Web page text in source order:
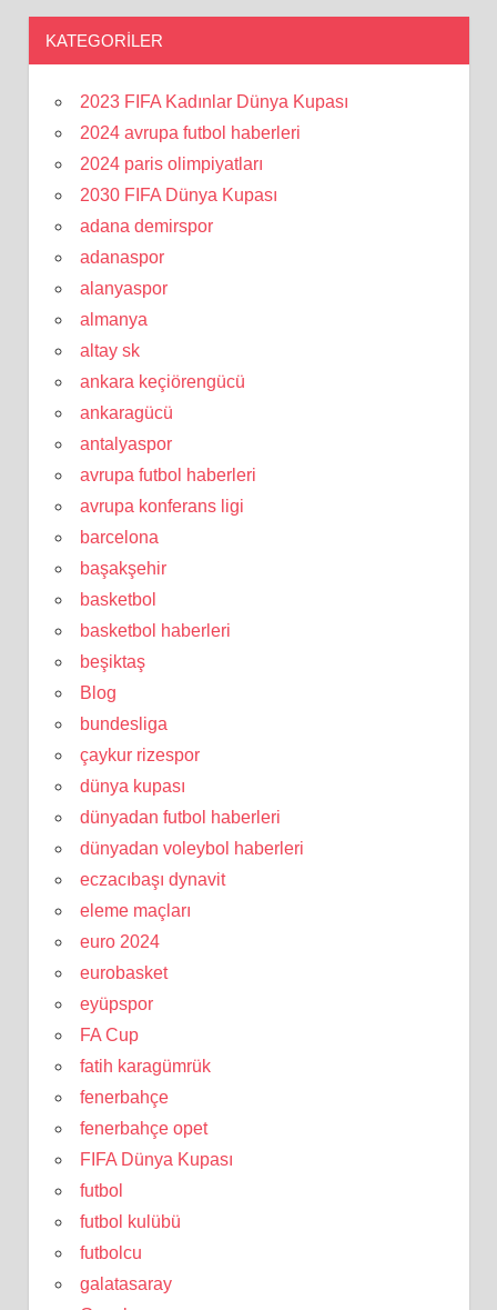
KATEGORILER
2023 FIFA Kadınlar Dünya Kupası
2024 avrupa futbol haberleri
2024 paris olimpiyatları
2030 FIFA Dünya Kupası
adana demirspor
adanaspor
alanyaspor
almanya
altay sk
ankara keçiörengücü
ankaragücü
antalyaspor
avrupa futbol haberleri
avrupa konferans ligi
barcelona
başakşehir
basketbol
basketbol haberleri
beşiktaş
Blog
bundesliga
çaykur rizespor
dünya kupası
dünyadan futbol haberleri
dünyadan voleybol haberleri
eczacıbaşı dynavit
eleme maçları
euro 2024
eurobasket
eyüpspor
FA Cup
fatih karagümrük
fenerbahçe
fenerbahçe opet
FIFA Dünya Kupası
futbol
futbol kulübü
futbolcu
galatasaray